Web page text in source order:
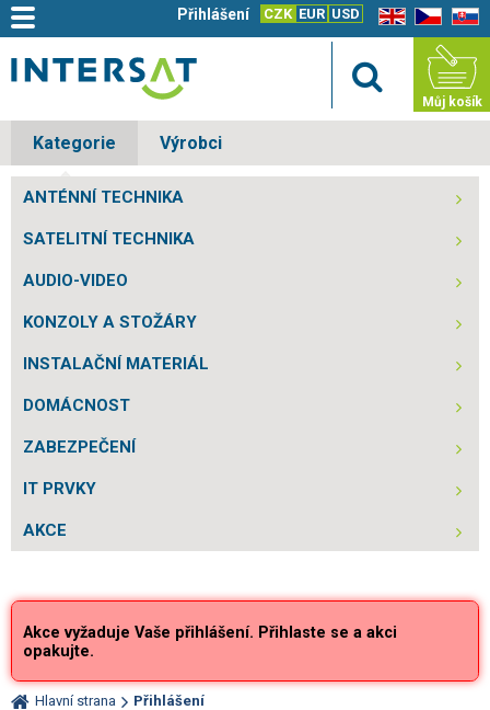
EN CZ SK
CZK EUR USD
Přihlášení
Můj košík
Kategorie Výrobci
ANTÉNNÍ TECHNIKA
SATELITNÍ TECHNIKA
AUDIO-VIDEO
KONZOLY A STOŽÁRY
INSTALAČNÍ MATERIÁL
DOMÁCNOST
ZABEZPEČENÍ
IT PRVKY
AKCE
Akce vyžaduje Vaše přihlášení. Přihlaste se a akci
opakujte.
Hlavní strana Přihlášení